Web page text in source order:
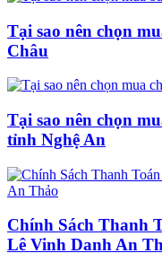
Tại sao nên chọn
Châu
Tại sao nên chọn
tỉnh Nghệ An
Chính Sách Thanh
Lê Vinh Danh An